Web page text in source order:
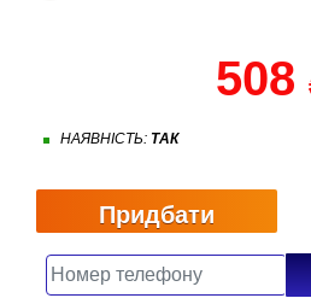
508
НАЯВНІСТЬ: ТАК
Придбати